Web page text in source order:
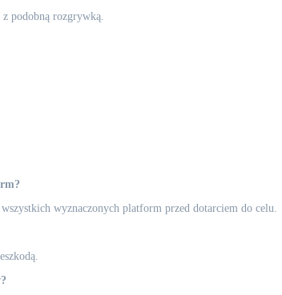
podobną rozgrywką.
wyznaczonych platform przed dotarciem do celu.